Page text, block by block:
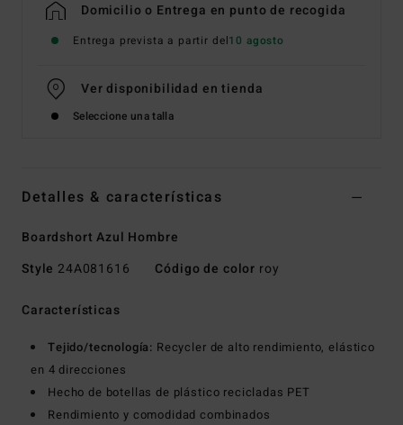
Domicilio o Entrega en punto de recogida
Entrega prevista a partir del10 agosto
Ver disponibilidad en tienda
Seleccione una talla
Detalles & características
Boardshort Azul Hombre
Style 24A081616 Código de color roy
Características
Tejido/tecnología: Recycler de alto rendimiento, elástico
en 4 direcciones
Hecho de botellas de plástico recicladas PET
Rendimiento y comodidad combinados